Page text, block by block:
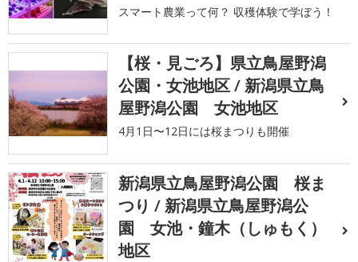
スマート農業って何？ 収穫体験で学ぼう！
【桜・見ごろ】県立鳥屋野潟
公園・女池地区 / 新潟県立鳥
屋野潟公園 女池地区
4月1日〜12日には桜まつりも開催
新潟県立鳥屋野潟公園 桜ま
つり / 新潟県立鳥屋野潟公
園 女池・鐘木（しゅもく）
地区